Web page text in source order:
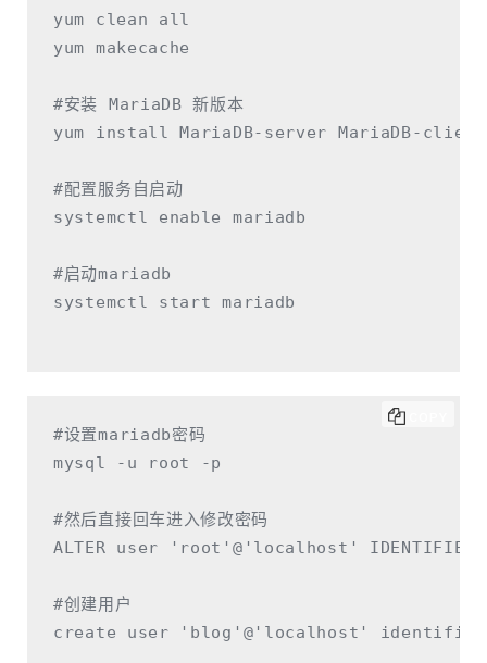
yum clean all
yum makecache
#安装 MariaDB 新版本
yum install MariaDB-server MariaDB-client
#配置服务自启动
systemctl enable mariadb
#启动mariadb
systemctl start mariadb
#设置mariadb密码
mysql -u root -p
#然后直接回车进入修改密码
ALTER user 'root'@'localhost' IDENTIFIED
#创建用户
create user 'blog'@'localhost'